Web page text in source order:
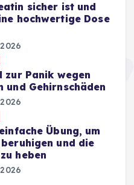
sicher ist und
hochwertige Dose
zur Panik wegen
und Gehirnschäden
Übung, um
und die
heben